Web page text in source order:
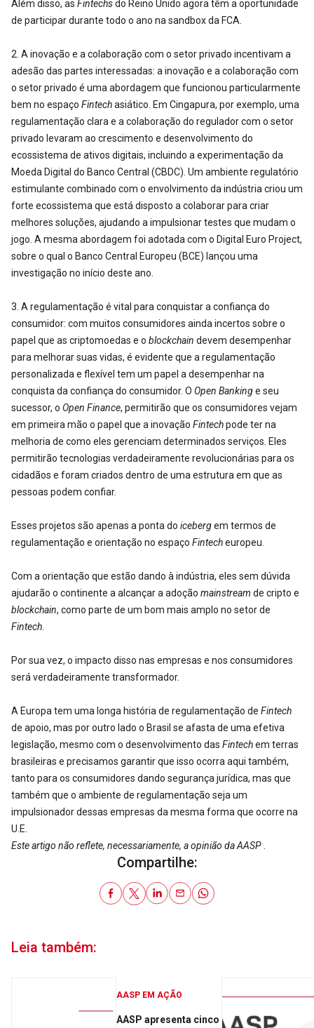
Além disso, as Fintechsdo Reino Unido agora têm a oportunidade
de participar durante todo o ano na sandbox da FCA.
2. A inovação e a colaboração com o setor privado incentivam a
adesão das partes interessadas: a inovação e a colaboração com
o setor privado é uma abordagem que funcionou particularmente
bem no espaço Fintechasiático. Em Cingapura, por exemplo, uma
regulamentação clara e a colaboração do regulador com o setor
privado levaram ao crescimento e desenvolvimento do
ecossistema de ativos digitais, incluindo a experimentação da
Moeda Digital do Banco Central (CBDC). Um ambiente regulatório
estimulante combinado com o envolvimento da indústria criou um
forte ecossistema que está disposto a colaborar para criar
melhores soluções, ajudando a impulsionar testes que mudam o
jogo. A mesma abordagem foi adotada com o Digital Euro Project,
sobre o qual o Banco Central Europeu (BCE) lançou uma
investigação no início deste ano.
3. A regulamentação é vital para conquistar a confiança do
consumidor: com muitos consumidores ainda incertos sobre o
papel que as criptomoedas e o blockchain devem desempenhar
para melhorar suas vidas, é evidente que a regulamentação
personalizada e flexível tem um papel a desempenhar na
conquista da confiança do consumidor. O Open Bankinge seu
sucessor, o Open Finance, permitirão que os consumidores vejam
em primeira mão o papel que a inovação Fintechpode ter na
melhoria de como eles gerenciam determinados serviços. Eles
permitirão tecnologias verdadeiramente revolucionárias para os
cidadãos e foram criados dentro de uma estrutura em que as
pessoas podem confiar.
Esses projetos são apenas a ponta do icebergem termos de
regulamentação e orientação no espaço Fintecheuropeu.
Com a orientação que estão dando à indústria, eles sem dúvida
ajudarão o continente a alcançar a adoção mainstream de cripto e
blockchain, como parte de um bom mais amplo no setor de
Fintech
Por sua vez, o impacto disso nas empresas e nos consumidores
será verdadeiramente transformador.
A Europa tem uma longa história de regulamentação de Fintech
de apoio, mas por outro lado o Brasil se afasta de uma efetiva
legislação, mesmo com o desenvolvimento das Fintechem terras
brasileiras e precisamos garantir que isso ocorra aqui também,
tanto para os consumidores dando segurança jurídica, mas que
também que o ambiente de regulamentação seja um
impulsionador dessas empresas da mesma forma que ocorre na
U.E.
Este artigo não reflete, necessariamente, a opinião da AASP
Compartilhe:
Leia também:
AASP EM AÇÃO
AASP apresenta cinco